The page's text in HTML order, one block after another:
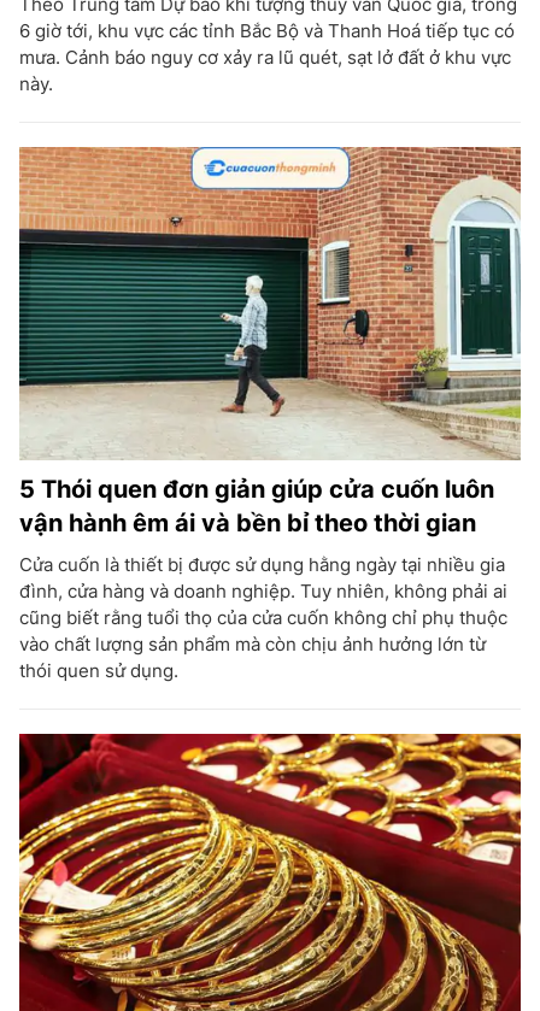
Theo Trung tâm Dự báo khí tượng thủy văn Quốc gia, trong
6 giờ tới, khu vực các tỉnh Bắc Bộ và Thanh Hoá tiếp tục có
mưa. Cảnh báo nguy cơ xảy ra lũ quét, sạt lở đất ở khu vực
này.
5 Thói quen đơn giản giúp cửa cuốn luôn
vận hành êm ái và bền bỉ theo thời gian
Cửa cuốn là thiết bị được sử dụng hằng ngày tại nhiều gia
đình, cửa hàng và doanh nghiệp. Tuy nhiên, không phải ai
cũng biết rằng tuổi thọ của cửa cuốn không chỉ phụ thuộc
vào chất lượng sản phẩm mà còn chịu ảnh hưởng lớn từ
thói quen sử dụng.